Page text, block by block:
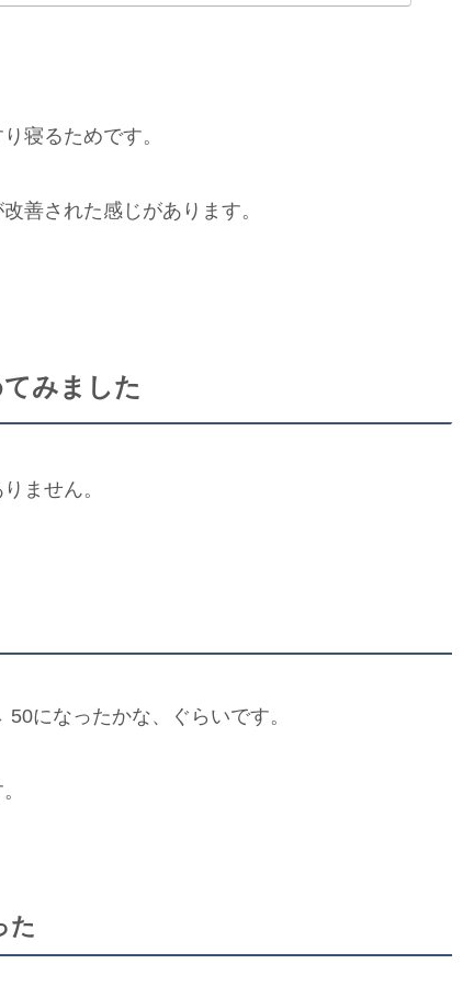
寝るためです。
善された感じがあります。
みました
ません。
になったかな、ぐらいです。
た